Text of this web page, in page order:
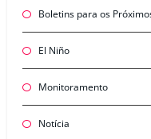
Boletins para os
El Niño
Monitoramento
Notícia